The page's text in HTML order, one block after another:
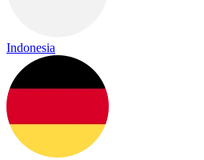
Indonesia